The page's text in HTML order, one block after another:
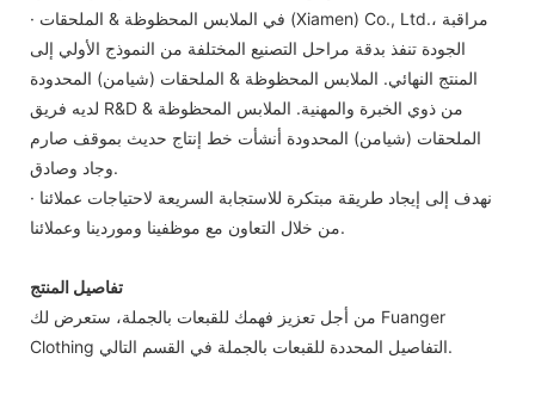
· في الملابس المحظوظة & الملحقات (Xiamen) Co., Ltd.، مراقبة
الجودة تنفذ بدقة مراحل التصنيع المختلفة من النموذج الأولي إلى
المنتج النهائي. الملابس المحظوظة & الملحقات (شيامن) المحدودة
لديه فريق R&D من ذوي الخبرة والمهنية. الملابس المحظوظة &
الملحقات (شيامن) المحدودة أنشأت خط إنتاج حديث بموقف صارم
وجاد وصادق.
· نهدف إلى إيجاد طريقة مبتكرة للاستجابة السريعة لاحتياجات عملائنا
من خلال التعاون مع موظفينا وموردينا وعملائنا.
تفاصيل المنتج
من أجل تعزيز فهمك للقبعات بالجملة، ستعرض لك Fuanger
Clothing التفاصيل المحددة للقبعات بالجملة في القسم التالي.